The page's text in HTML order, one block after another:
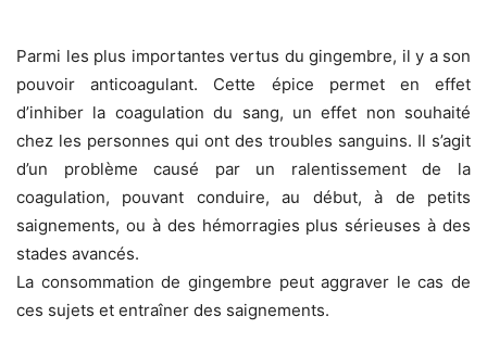
Parmi les plus importantes vertus du gingembre, il y a son
pouvoir anticoagulant. Cette épice permet en effet
d’inhiber la coagulation du sang, un effet non souhaité
chez les personnes qui ont des troubles sanguins. Il s’agit
d’un problème causé par un ralentissement de la
coagulation, pouvant conduire, au début, à de petits
saignements, ou à des hémorragies plus sérieuses à des
stades avancés.
La consommation de gingembre peut aggraver le cas de
ces sujets et entraîner des saignements.